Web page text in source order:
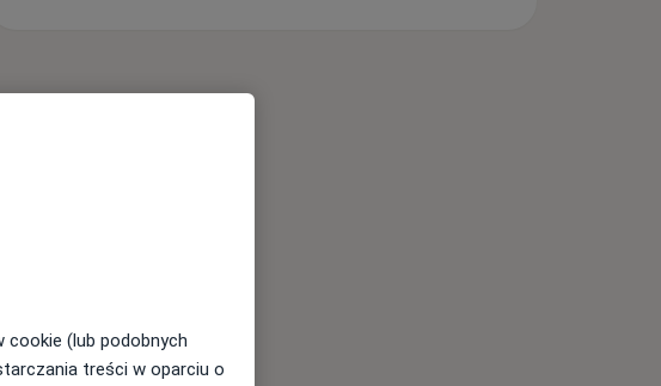
cookie (lub podobnych
treści w oparciu o